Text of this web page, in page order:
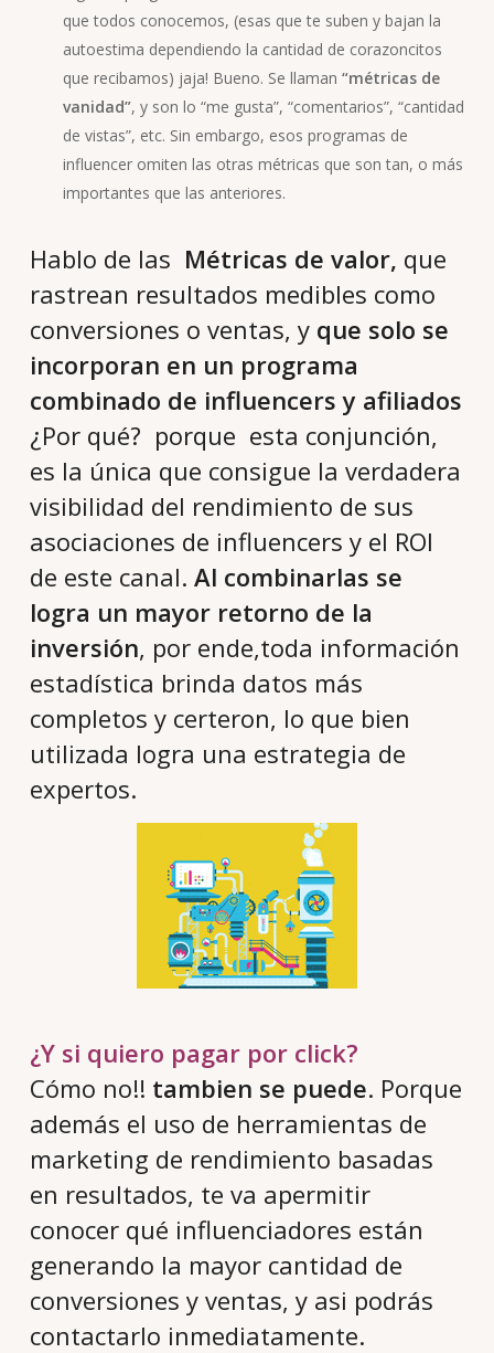
que todos conocemos, (esas que te suben y bajan la
autoestima dependiendo la cantidad de corazoncitos
que recibamos) jaja! Bueno. Se llaman “métricas de
vanidad”, y son lo “me gusta”, “comentarios”, “cantidad
de vistas”, etc. Sin embargo, esos programas de
influencer omiten las otras métricas que son tan, o más
importantes que las anteriores.
Hablo de las Métricas de valor, que
rastrean resultados medibles como
conversiones o ventas, y que solo se
incorporan en un programa
combinado de influencers y afiliados
¿Por qué? porque esta conjunción,
es la única que consigue la verdadera
visibilidad del rendimiento de sus
asociaciones de influencers y el ROI
de este canal. Al combinarlas se
logra un mayor retorno de la
inversión, por ende,toda información
estadística brinda datos más
completos y certeron, lo que bien
utilizada logra una estrategia de
expertos.
¿Y si quiero pagar por click?
Cómo no!! tambien se puede. Porque
además el uso de herramientas de
marketing de rendimiento basadas
en resultados, te va apermitir
conocer qué influenciadores están
generando la mayor cantidad de
conversiones y ventas, y asi podrás
contactarlo inmediatamente.